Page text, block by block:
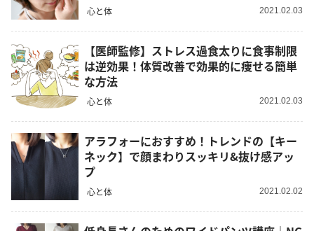
心と体 2021.02.03
【医師監修】ストレス過食太りに食事制限
は逆効果！体質改善で効果的に痩せる簡単
な方法
心と体 2021.02.03
アラフォーにおすすめ！トレンドの【キー
ネック】で顔まわりスッキリ&抜け感アッ
プ
心と体 2021.02.02